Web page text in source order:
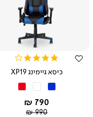
צפייה
מהירה
4.0
rating
כיסא גיימינג XP19
החל מ-
790 ₪
מחיר
990 ₪